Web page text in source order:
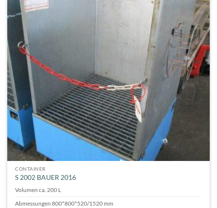
CONTAINER
S 2002 BAUER 2016
Volumen ca. 200 L
Abmessungen 800*800*520/1520 mm